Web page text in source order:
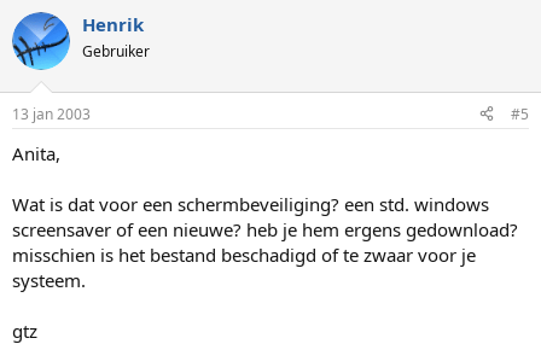
Henrik
Gebruiker
13 jan 2003 #5
Anita,
Wat is dat voor een schermbeveiliging? een std. windows
screensaver of een nieuwe? heb je hem ergens gedownload?
misschien is het bestand beschadigd of te zwaar voor je
systeem.
gtz